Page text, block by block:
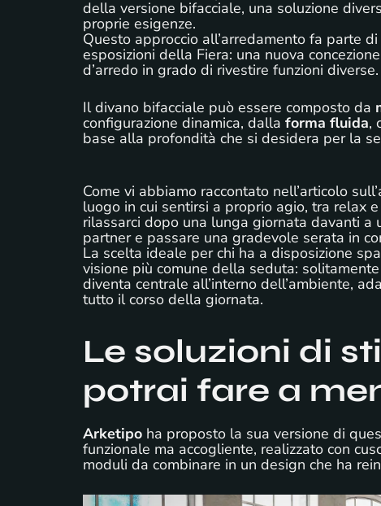
della versione bifacciale, una soluzione
proprie esigenze.
Questo approccio all’arredamento fa parte
esposizioni della Fiera: una nuova
d’arredo in grado di rivestire funzioni diverse.
Il divano bifacciale può essere composto da
configurazione dinamica, dalla forma fluida,
base alla profondità che si desidera per la
Come vi abbiamo raccontato nell’articolo
luogo in cui sentirsi a proprio agio, tra relax
rilassarci dopo una lunga giornata davanti a
partner e passare una gradevole serata in
La scelta ideale per chi ha a disposizione
visione più comune della seduta:
diventa centrale all’interno dell’ambiente,
tutto il corso della giornata.
Le soluzioni di
potrai fare a
Arketipo ha proposto la sua versione di
funzionale ma accogliente, realizzato con
moduli da combinare in un design che ha